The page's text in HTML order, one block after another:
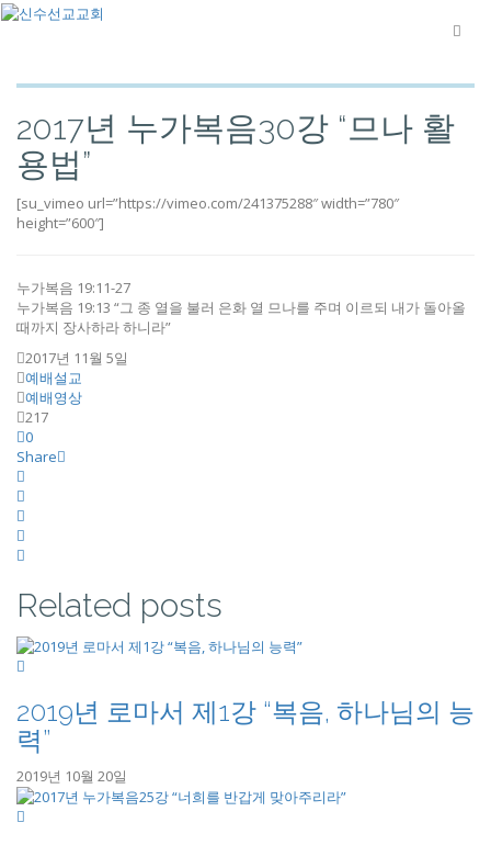
2017년 누가복음30강 “므나 활
용법”
[su_vimeo url=”https://vimeo.com/241375288″ width=”780″
height=”600″]
누가복음 19:11-27
누가복음 19:13 “그 종 열을 불러 은화 열 므나를 주며 이르되 내가 돌아올
때까지 장사하라 하니라”
2017년 11월 5일
예배설교
예배영상
217
0
Share
Related posts
2019년 로마서 제1강 “복음, 하나님의 능
력”
2019년 10월 20일